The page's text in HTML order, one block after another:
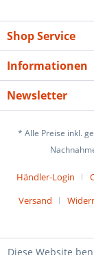
Shop Service
Informationen
Newsletter
* Alle Preise inkl.
Händler-Login
Versand
Diese Website